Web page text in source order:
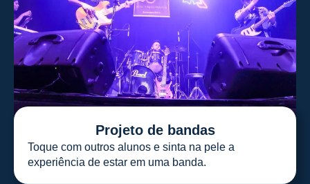
Projeto de bandas
Toque com outros alunos e sinta na pele a
experiência de estar em uma banda.